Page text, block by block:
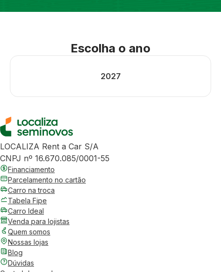
Escolha o ano
2027
LOCALIZA Rent a Car S/A
CNPJ nº 16.670.085/0001-55
Financiamento
Parcelamento no cartão
Carro na troca
Tabela Fipe
Carro Ideal
Venda para lojistas
Quem somos
Nossas lojas
Blog
Dúvidas